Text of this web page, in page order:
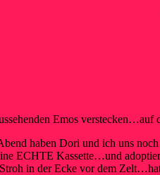
Emos
haben Dori und ich uns
ECHTE Kassette…und
in der Ecke vor dem